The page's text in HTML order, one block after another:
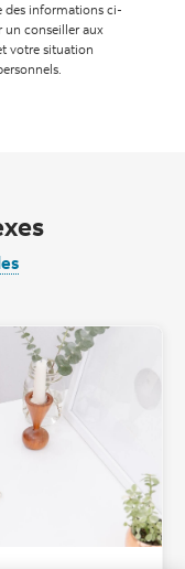
des informations ci-
un conseiller aux
votre situation